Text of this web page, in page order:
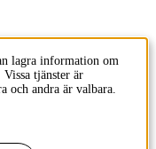
lagra information om
tjänster är
och andra är valbara.